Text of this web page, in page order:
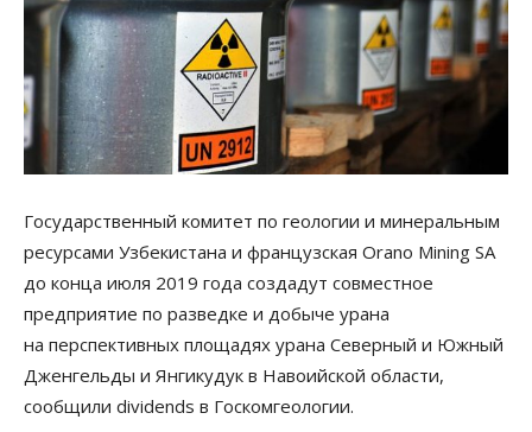
Государственный комитет по геологии и минеральным
ресурсами Узбекистана и французская Orano Mining SА
до конца июля 2019 года создадут совместное
предприятие по разведке и добыче урана
на перспективных площадях урана Северный и Южный
Дженгельды и Янгикудук в Навоийской области,
сообщили dividends в Госкомгеологии.